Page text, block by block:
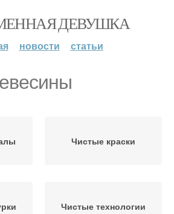
ДЕВУШКА
новости статьи
Чистые краски
Чистые технологии